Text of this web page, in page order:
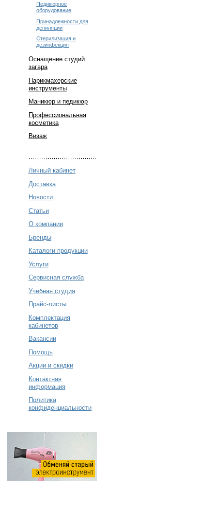
Педикюрное
оборудование
Принадлежности для
депиляции
Стерилизация и
дезинфекция
Оснащение студий
загара
Парикмахерские
инструменты
Маникюр и педикюр
Профессиональная
косметика
Визаж
Личный кабинет
Доставка
Новости
Статьи
О компании
Бренды
Каталоги продукции
Услуги
Сервисная служба
Учебная студия
Прайс-листы
Комплектация
кабинетов
Вакансии
Помощь
Акции и скидки
Контактная
информация
Политика
конфиденциальности